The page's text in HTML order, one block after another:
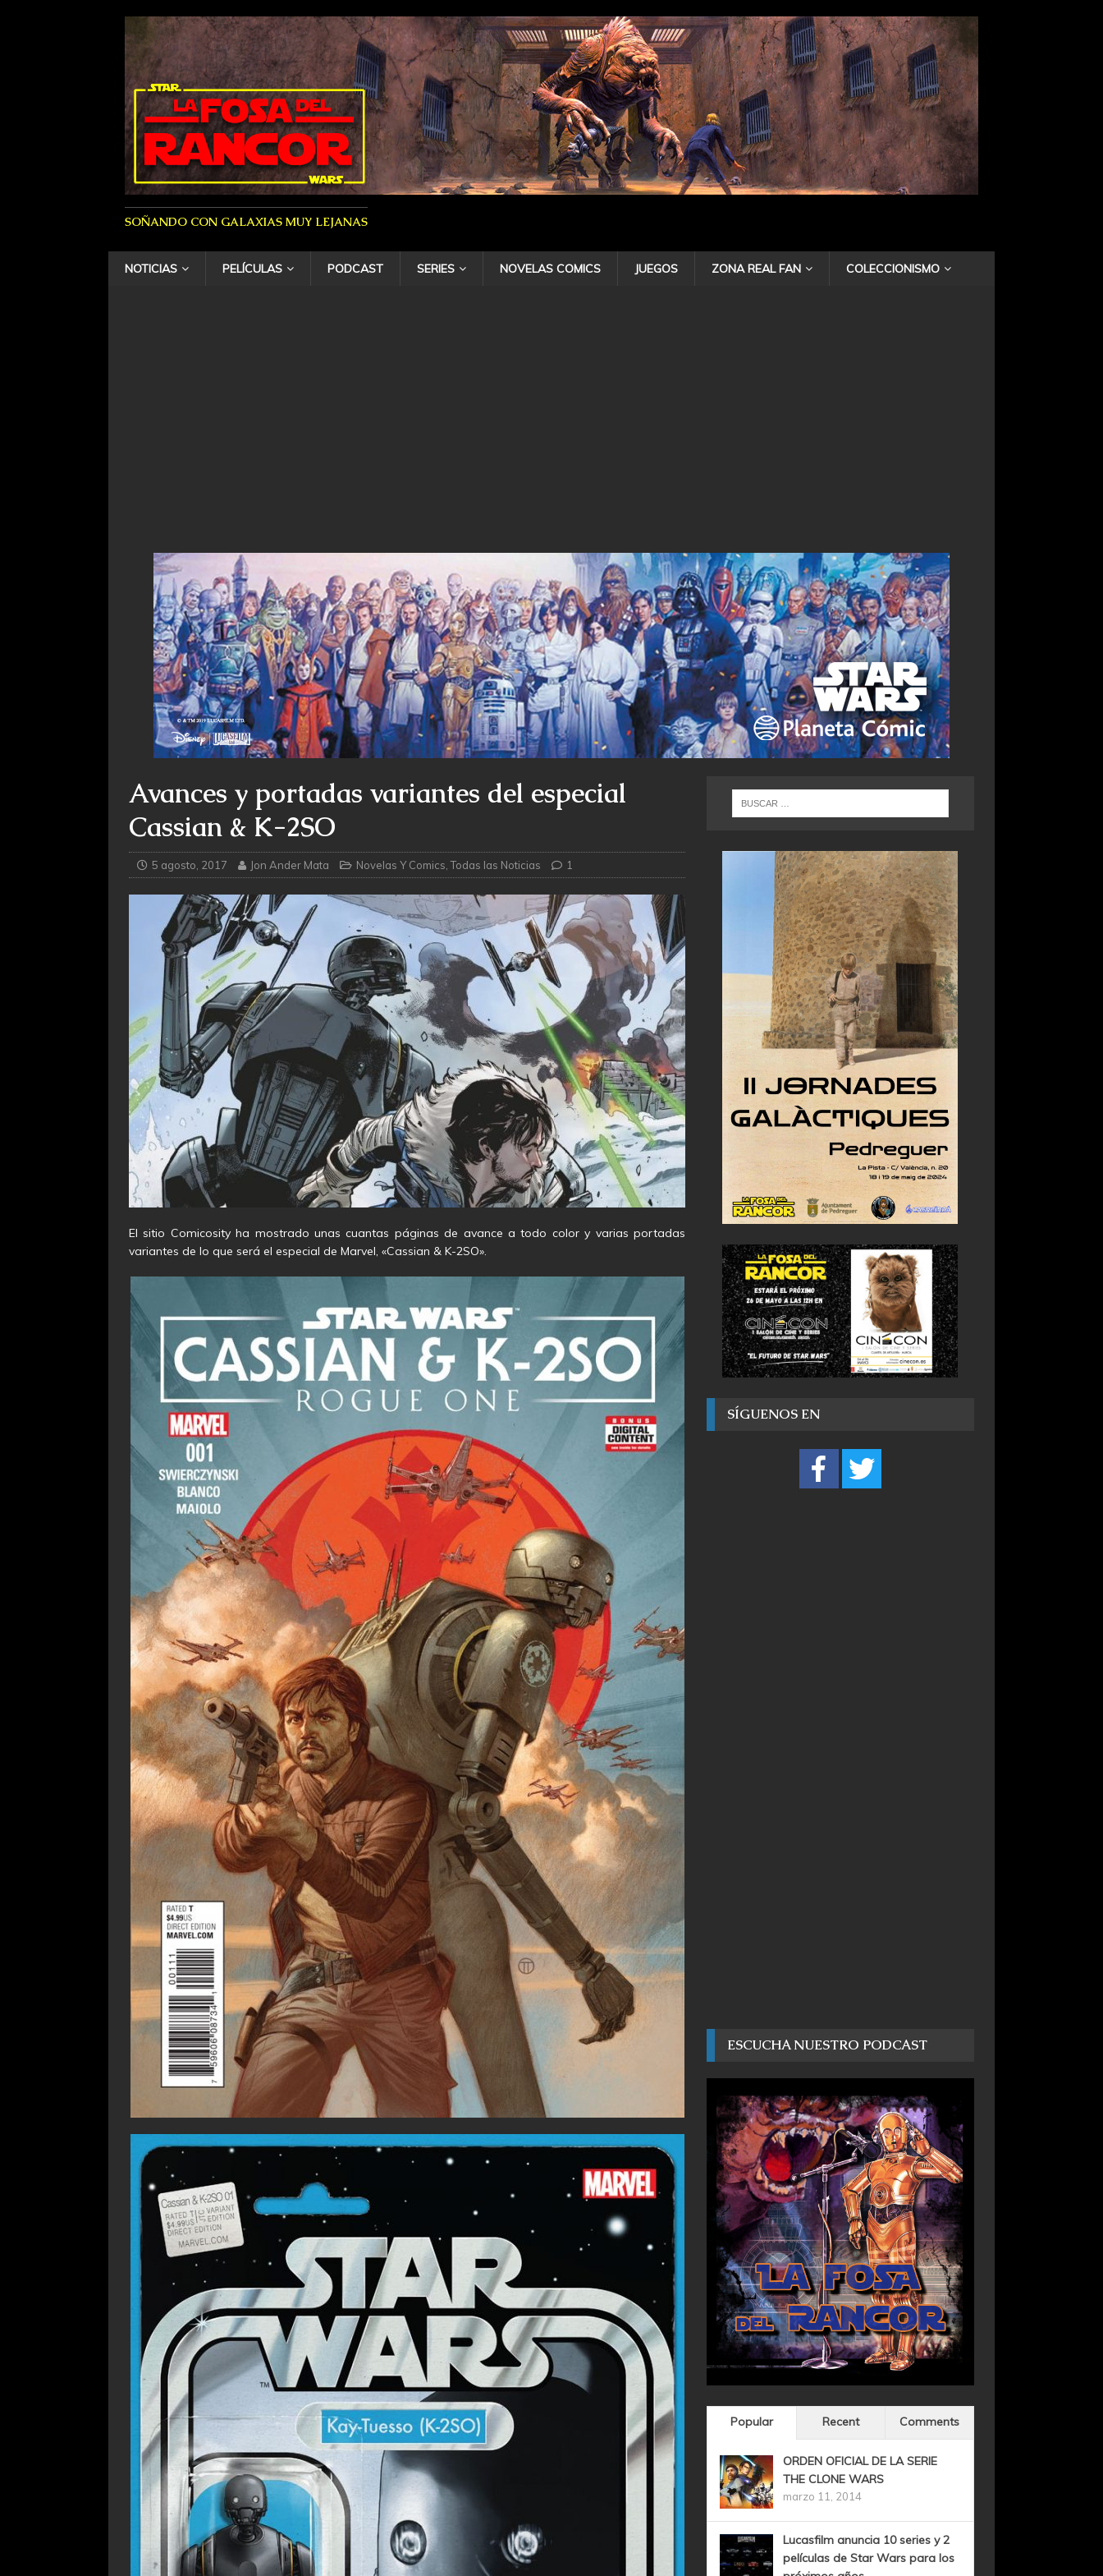
SOÑANDO CON GALAXIAS MUY LEJANAS
NOTICIAS PELÍCULAS PODCAST SERIES NOVELAS COMICS JUEGOS ZONA REAL FAN COLECCIONISMO
Avances y portadas variantes del especial
Cassian & K-2SO
5 agosto, 2017 Jon Ander Mata Novelas Y Comics ,Todas las Noticias 1
El sitio Comicosity ha mostrado unas cuantas páginas de avance a todo color y varias portadas
variantes de lo que será el especial de Marvel, «Cassian & K-2SO».
SÍGUENOS EN
ESCUCHA NUESTRO PODCAST
Popular Recent Comments
ORDEN OFICIAL DE LA SERIE
THE CLONE WARS
marzo 11, 2014
Lucasfilm anuncia 10 series y 2
películas de Star Wars para los